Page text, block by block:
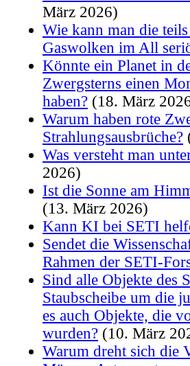
März 2026)
Wie kann man die
Gaswolken im All
Könnte ein Planet in
Zwergsterns einen
haben? (18. März
Warum haben rote
Strahlungsausbrüche?
Was versteht man
2026)
Ist die Sonne am
(13. März 2026)
Kann KI bei SETI
Sendet die
Rahmen der SETI-
Sind alle Objekte des
Staubscheibe um die
es auch Objekte, die
wurden? (10. März
Warum dreht sich die